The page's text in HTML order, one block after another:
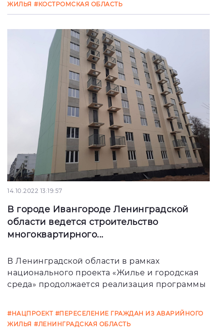
ЖИЛЬЯ #КОСТРОМСКАЯ ОБЛАСТЬ
14.10.2022 13:19:57
В городе Ивангороде Ленинградской
области ведется строительство
многоквартирного...
В Ленинградской области в рамках
национального проекта «Жилье и городская
среда» продолжается реализация программы
#НАЦПРОЕКТ #ПЕРЕСЕЛЕНИЕ ГРАЖДАН ИЗ АВАРИЙНОГО
ЖИЛЬЯ #ЛЕНИНГРАДСКАЯ ОБЛАСТЬ